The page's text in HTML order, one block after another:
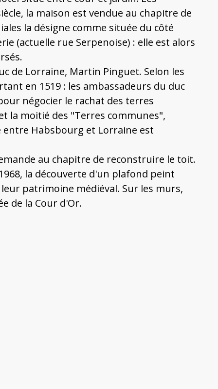
la maison est vendue au chapitre de
la désigne comme située du côté
(actuelle rue Serpenoise) : elle est alors
de Lorraine, Martin Pinguet. Selon les
en 1519 : les ambassadeurs du duc
négocier le rachat des terres
la moitié des "Terres communes",
entre Habsbourg et Lorraine est
au chapitre de reconstruire le toit.
la découverte d'un plafond peint
patrimoine médiéval. Sur les murs,
de la Cour d'Or.